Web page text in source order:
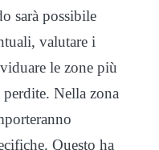
sarà possibile
valutare i
le zone più
Nella zona
Questo ha